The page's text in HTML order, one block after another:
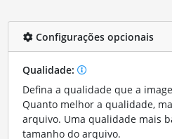
Configurações opcionais
Qualidade:
Defina a qualidade que a
Quanto melhor a qualidade,
arquivo. Uma qualidade mais
tamanho do arquivo.